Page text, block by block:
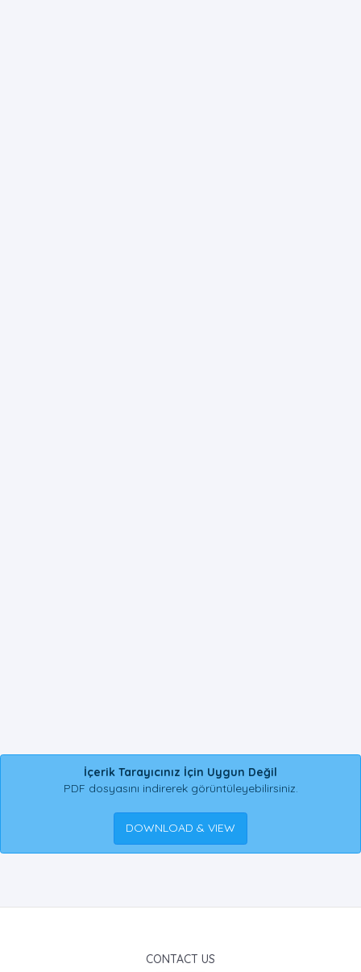
İçerik Tarayıcınız İçin Uygun Değil
PDF dosyasını indirerek görüntüleyebilirsiniz.
DOWNLOAD & VIEW
CONTACT US